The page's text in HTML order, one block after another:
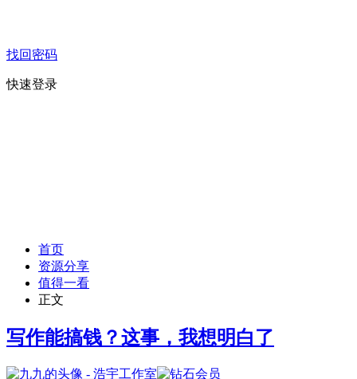
找回密码
快速登录
首页
资源分享
值得一看
正文
写作能搞钱？这事，我想明白了